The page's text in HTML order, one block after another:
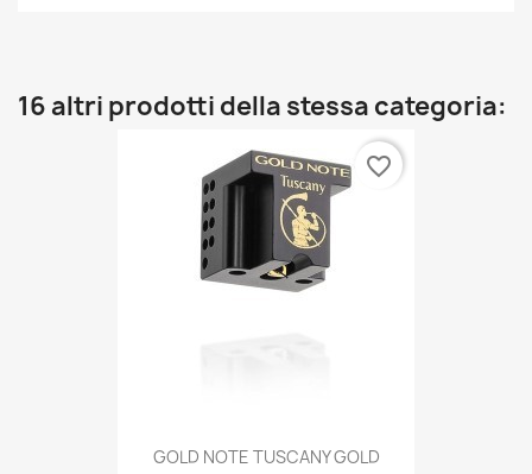
16 altri prodotti della stessa categoria:
GOLD NOTE TUSCANY GOLD
favorite_border